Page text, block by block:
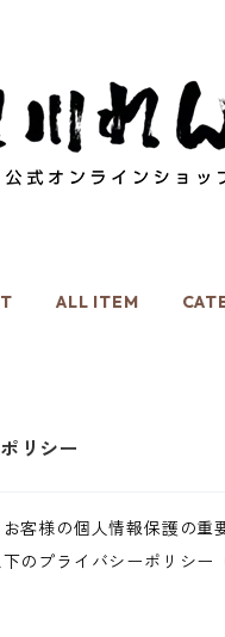
ALL ITEM
リシー
客様の個人情報保護の
のプライバシーポリシー